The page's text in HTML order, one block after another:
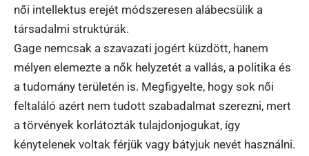
női intellektus erejét módszeresen alábecsülik a
társadalmi struktúrák.
Gage nemcsak a szavazati jogért küzdött, hanem
mélyen elemezte a nők helyzetét a vallás, a politika és
a tudomány területén is. Megfigyelte, hogy sok női
feltaláló azért nem tudott szabadalmat szerezni, mert
a törvények korlátozták tulajdonjogukat, így
kénytelenek voltak férjük vagy bátyjuk nevét használni.